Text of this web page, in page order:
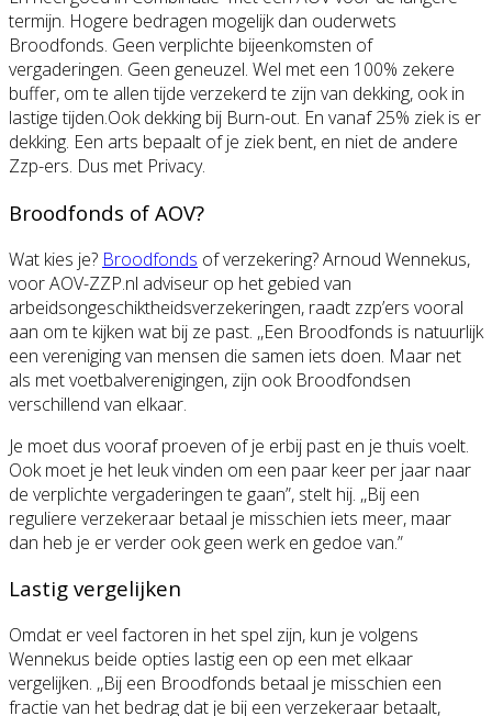
termijn. Hogere bedragen mogelijk dan ouderwets
Broodfonds. Geen verplichte bijeenkomsten of
vergaderingen. Geen geneuzel. Wel met een 100% zekere
buffer, om te allen tijde verzekerd te zijn van dekking, ook in
lastige tijden.Ook dekking bij Burn-out. En vanaf 25% ziek is er
dekking. Een arts bepaalt of je ziek bent, en niet de andere
Zzp-ers. Dus met Privacy.
Broodfonds of AOV?
Wat kies je? Broodfonds of verzekering? Arnoud Wennekus,
voor AOV-ZZP.nl adviseur op het gebied van
arbeidsongeschiktheidsverzekeringen, raadt zzp’ers vooral
aan om te kijken wat bij ze past. ,,Een Broodfonds is natuurlijk
een vereniging van mensen die samen iets doen. Maar net
als met voetbalverenigingen, zijn ook Broodfondsen
verschillend van elkaar.
Je moet dus vooraf proeven of je erbij past en je thuis voelt.
Ook moet je het leuk vinden om een paar keer per jaar naar
de verplichte vergaderingen te gaan”, stelt hij. ,,Bij een
reguliere verzekeraar betaal je misschien iets meer, maar
dan heb je er verder ook geen werk en gedoe van.”
Lastig vergelijken
Omdat er veel factoren in het spel zijn, kun je volgens
Wennekus beide opties lastig een op een met elkaar
vergelijken. ,,Bij een Broodfonds betaal je misschien een
fractie van het bedrag dat je bij een verzekeraar betaalt,